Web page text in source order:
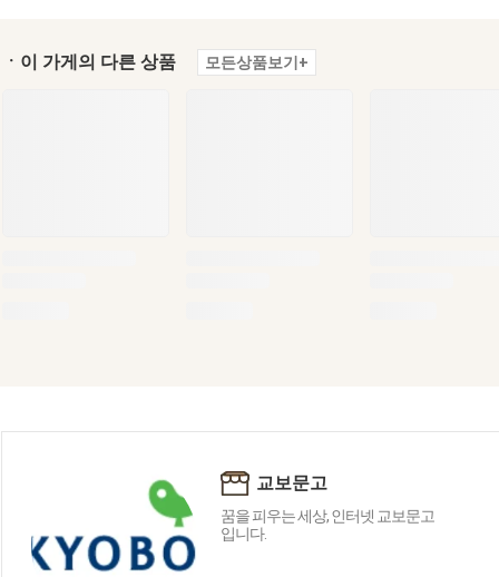
ㆍ이 가게의 다른 상품 모든상품보기+
교보문고
꿈을 피우는 세상, 인터넷 교보문고
입니다.